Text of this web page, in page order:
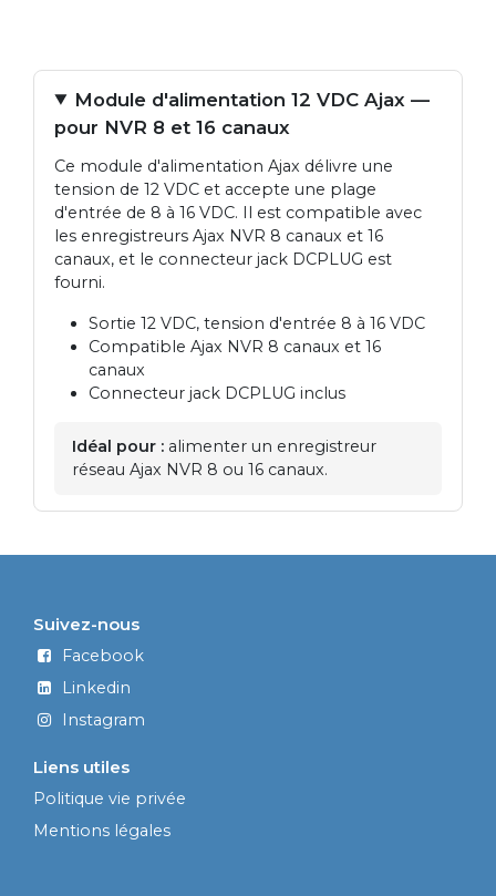
Module d'alimentation 12 VDC Ajax —
pour NVR 8 et 16 canaux
Ce module d'alimentation Ajax délivre une
tension de 12 VDC et accepte une plage
d'entrée de 8 à 16 VDC. Il est compatible avec
les enregistreurs Ajax NVR 8 canaux et 16
canaux, et le connecteur jack DCPLUG est
fourni.
Sortie 12 VDC, tension d'entrée 8 à 16 VDC
Compatible Ajax NVR 8 canaux et 16
canaux
Connecteur jack DCPLUG inclus
Idéal pour : alimenter un enregistreur
réseau Ajax NVR 8 ou 16 canaux.
Liens utiles
Politique vie privée
Mentions légales
Suivez-nous
Facebook
Linkedin
Instagram